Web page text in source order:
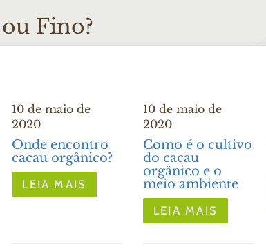
Fino?
10 de maio de
2020
Onde encontro
cacau orgânico?
LEIA MAIS
10 de maio de
2020
Como é o cultivo
do cacau
orgânico e o
meio ambiente
LEIA MAIS